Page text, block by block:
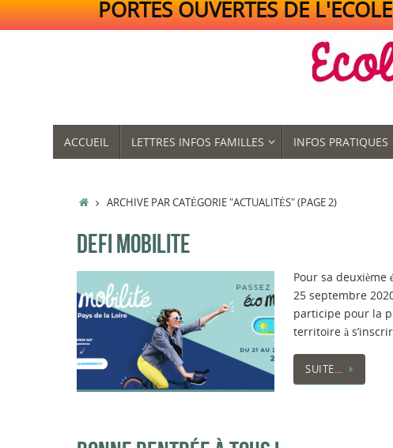
PORTES OUVERTES DE
AUACCUEIL LETTRES INFOS FAMILLES INFOS PRATIQUES
ACCUEIL
ARCHIVE PAR CATÉGORIE "ACTUALITÉS"(PAGE 2)
DEFI MOBILITE
Pour sa deuxième
25 septembre
participe pour la
territoire à
SUITE…